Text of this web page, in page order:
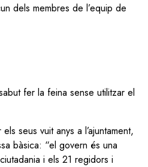
dels membres de l’equip de
fer la feina sense utilitzar el
seus vuit anys a l’ajuntament,
bàsica: “el govern és una
i els 21 regidors i